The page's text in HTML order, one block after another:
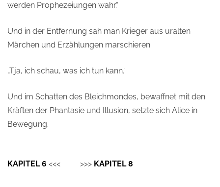
werden Prophezeiungen wahr.“
Und in der Entfernung sah man Krieger aus uralten
Märchen und Erzählungen marschieren.
„Tja, ich schau, was ich tun kann.“
Und im Schatten des Bleichmondes, bewaffnet mit den
Kräften der Phantasie und Illusion, setzte sich Alice in
Bewegung.
KAPITEL 6 <<< >>> KAPITEL 8